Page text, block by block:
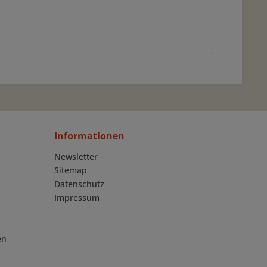
Informationen
Newsletter
Sitemap
Datenschutz
Impressum